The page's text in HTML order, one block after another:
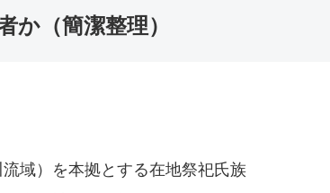
か（簡潔整理）
域）を本拠とする在地祭祀氏族